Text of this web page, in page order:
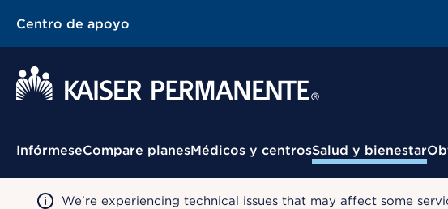
Centro de apoyo
Menú contextual
InfórmeseCompare planesMédicos y centrosSalud y bienestar
We're experiencing technical issues that may affect some